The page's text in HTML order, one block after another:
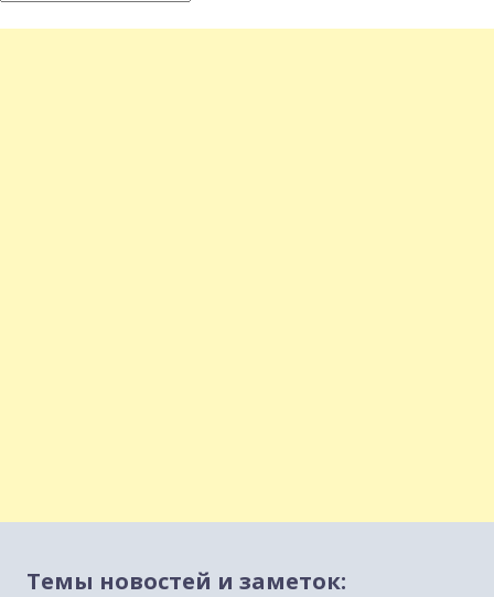
Темы новостей и заметок: